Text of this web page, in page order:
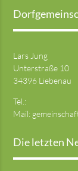
Lars Jung
Unterstraße 10
34396 Liebenau
Tel.:
Mail:
Die letzten